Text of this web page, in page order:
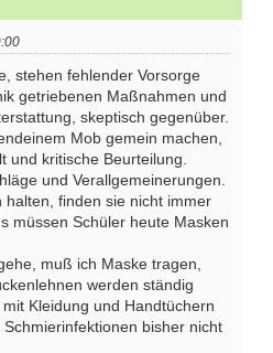
stehen fehlender Vorsorge
getriebenen Maßnahmen und
skeptisch gegenüber.
Mob gemein machen,
und kritische Beurteilung.
und Verallgemeinerungen.
halten, finden sie nicht immer
müssen Schüler heute Masken
muß ich Maske tragen,
werden ständig
Kleidung und Handtüchern
bisher nicht